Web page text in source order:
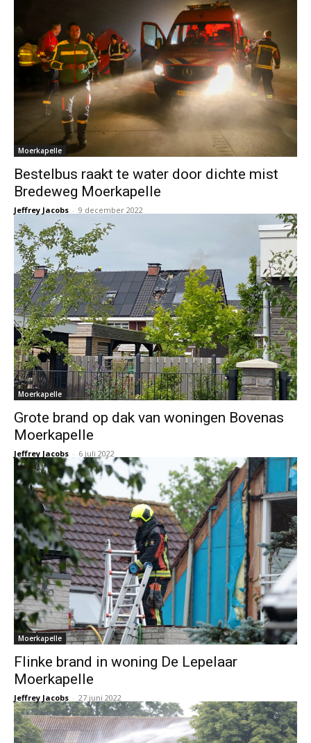
Moerkapelle
Bestelbus raakt te water door dichte mist
Bredeweg Moerkapelle
Jeffrey Jacobs - 9 december 2022
Moerkapelle
Grote brand op dak van woningen Bovenas
Moerkapelle
Jeffrey Jacobs - 6 juli 2022
Moerkapelle
Flinke brand in woning De Lepelaar
Moerkapelle
Jeffrey Jacobs - 27 juni 2022